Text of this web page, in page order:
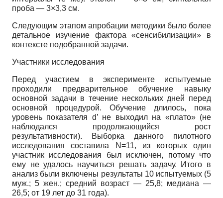
проба — 3×3,3 см.
Следующим этапом апробации методики было более
детальное изучение фактора «сенсибилизации» в
контексте подобранной задачи.
Участники исследования
Перед участием в эксперименте испытуемые
проходили предварительное обучение навыку
основной задачи в течение нескольких дней перед
основной процедурой. Обучение длилось, пока
уровень показателя d’ не выходил на «плато» (не
наблюдался продолжающийся рост
результативности). Выборка данного пилотного
исследования составила N=11, из которых один
участник исследования был исключен, потому что
ему не удалось научиться решать задачу. Итого в
анализ были включены результаты 10 испытуемых (5
муж.; 5 жен.; средний возраст — 25,8; медиана —
26,5; от 19 лет до 31 года).